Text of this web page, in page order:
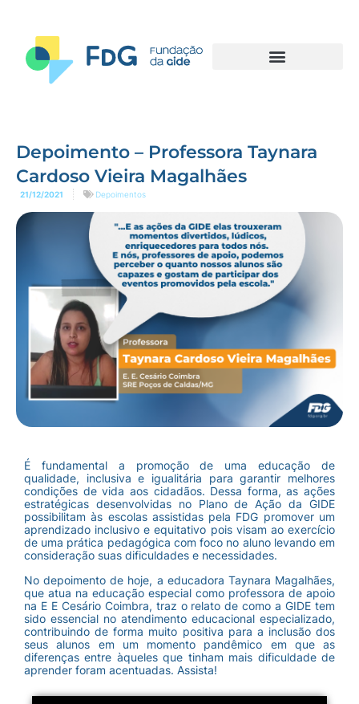
Depoimento – Professora Taynara
Cardoso Vieira Magalhães
21/12/2021 Depoimentos
É fundamental a promoção de uma educação de
qualidade, inclusiva e igualitária para garantir melhores
condições de vida aos cidadãos. Dessa forma, as ações
estratégicas desenvolvidas no Plano de Ação da GIDE
possibilitam às escolas assistidas pela FDG promover um
aprendizado inclusivo e equitativo pois visam ao exercício
de uma prática pedagógica com foco no aluno levando em
consideração suas dificuldades e necessidades.
No depoimento de hoje, a educadora Taynara Magalhães,
que atua na educação especial como professora de apoio
na E E Cesário Coimbra, traz o relato de como a GIDE tem
sido essencial no atendimento educacional especializado,
contribuindo de forma muito positiva para a inclusão dos
seus alunos em um momento pandêmico em que as
diferenças entre àqueles que tinham mais dificuldade de
aprender foram acentuadas. Assista!